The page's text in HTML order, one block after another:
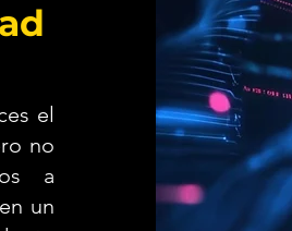
el
no
a
un